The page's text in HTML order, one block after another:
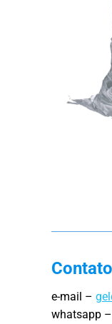
e-mail –
whatsapp –